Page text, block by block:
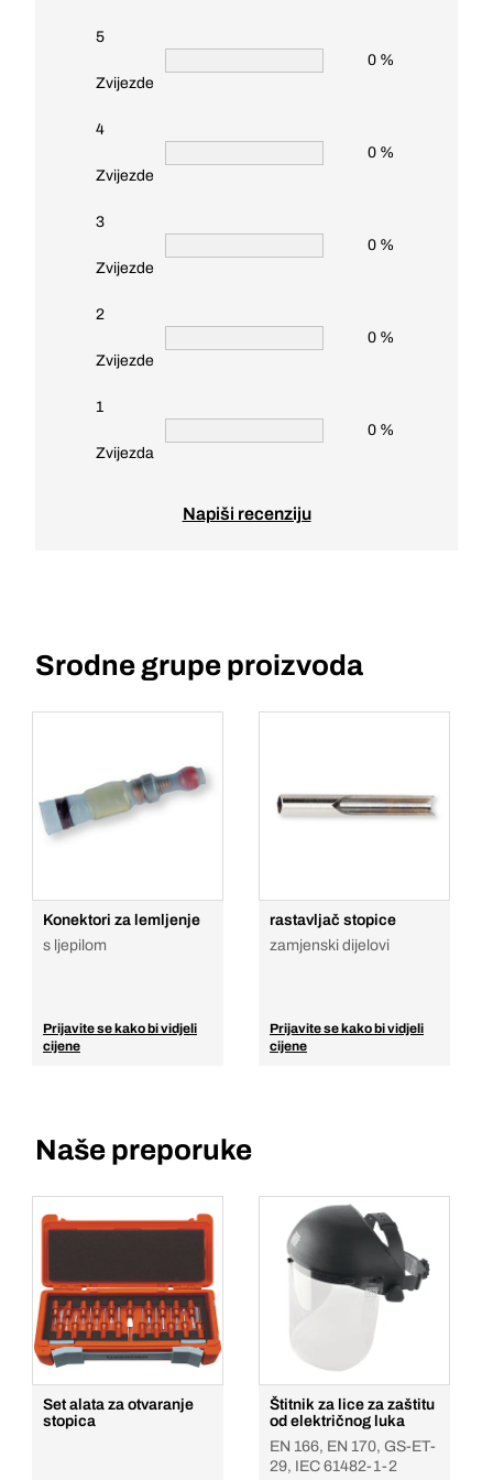
5
Zvijezde
0 %
4
Zvijezde
0 %
3
Zvijezde
0 %
2
Zvijezde
0 %
1
Zvijezda
0 %
Napiši recenziju
Srodne grupe proizvoda
Konektori za lemljenje
s ljepilom
Prijavite se kako bi vidjeli
cijene
rastavljač stopice
zamjenski dijelovi
Prijavite se kako bi vidjeli
cijene
Naše preporuke
Set alata za otvaranje
stopica
Štitnik za lice za zaštitu
od električnog luka
EN 166, EN 170, GS-ET-
29, IEC 61482-1-2